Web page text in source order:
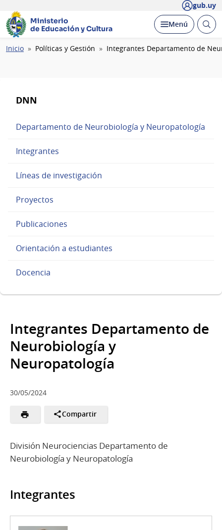
gub.uy
Ministerio
de Educación y Cultura
Desplegar
Menú Abrir
Ruta
Inicio Políticas y Gestión Integrantes Departamento de
DNN
Departamento de Neurobiología y Neuropatología
Integrantes
Líneas de investigación
Proyectos
Publicaciones
Orientación a estudiantes
Docencia
Integrantes Departamento de
Neurobiología y
Neuropatología
30/05/2024
Compartir
División Neurociencias Departamento de
Neurobiología y Neuropatología
Integrantes